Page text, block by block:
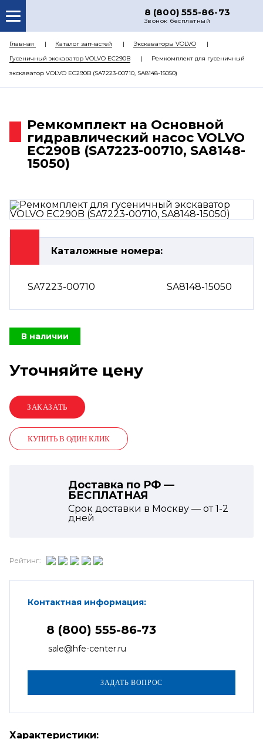
8 (800) 555-86-73
Звонок бесплатный
О НАС
КАТАЛОГ ЗАПЧАСТЕЙ
РЕМОНТ
ЦЕНЫ
КОНТАКТЫ
Главная Каталог запчастей
Экскаваторы VOLVO
Гусеничный экскаватор VOLVO EC290B
Ремкомплект для гусеничный
экскаватор VOLVO EC290B (SA7223-00710, SA8148-15050)
Ремкомплект на Основной
гидравлический насос VOLVO
EC290B (SA7223-00710, SA8148-
15050)
Каталожные номера:
SA7223-00710 SA8148-15050
В наличии
Уточняйте цену
КУПИТЬ В ОДИН КЛИК
Доставка по РФ —
БЕСПЛАТНАЯ
Срок доставки в Москву — от1-2
дней
Рейтинг:
Контактная информация:
8 (800) 555-86-73
sale@hfe-center.ru
Характеристики: